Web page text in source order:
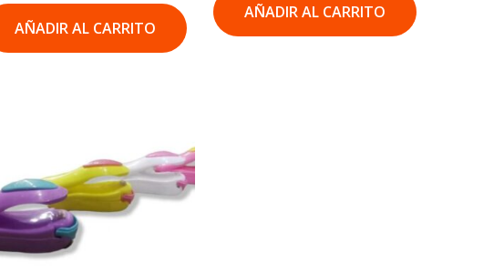
AÑADIR AL CARRITO
AÑADIR AL CARRITO